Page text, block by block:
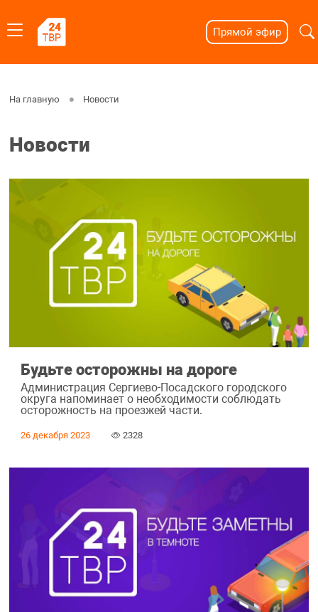
Прямой эфир
На главную Новости
Новости
Будьте осторожны на дороге
Администрация Сергиево-Посадского городского
округа напоминает о необходимости соблюдать
осторожность на проезжей части.
26 декабря 2023 2328